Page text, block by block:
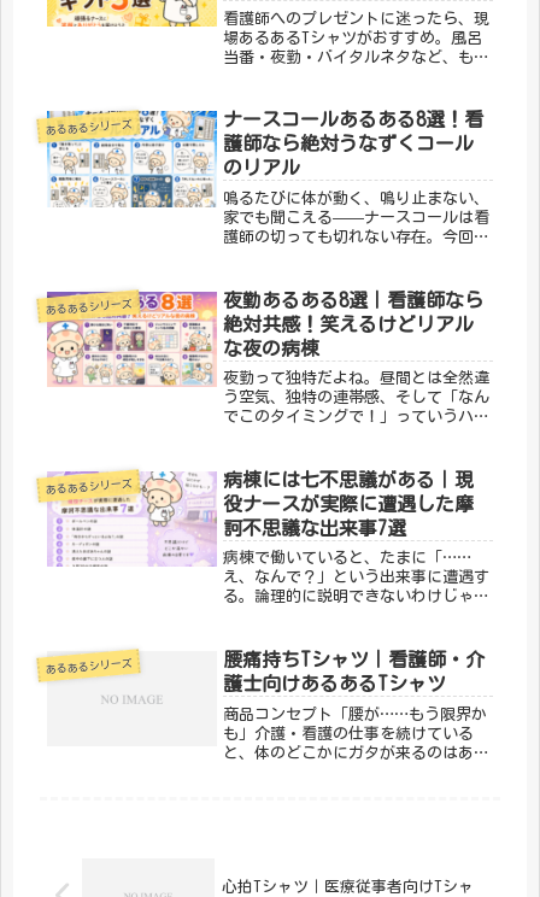
看護師へのプレゼントに迷ったら、現
場あるあるTシャツがおすすめ。風呂
当番・夜勤・バイタルネタなど、もら
てご紹介します。
あるあるシリーズ
ナースコールあるある8選！看
護師なら絶対うなずくコール
のリアル
鳴るたびに体が動く、鳴り止まない、
家でも聞こえる——ナースコールは看
護師の切っても切れない存在。今回は
か取って」と念じるコールが鳴った瞬
間、心の中で「誰か行ってくれ」と
強...
あるあるシリーズ
夜勤あるある8選｜看護師なら
絶対共感！笑えるけどリアル
な夜の病棟
夜勤って独特だよね。昼間とは全然違
う空気、独特の連帯感、そして「なん
でこのタイミングで！」っていうハプ
る。現役看護師として、夜の病棟のリ
アルを8つ集めました。① 静かな夜ほ
ど...
あるあるシリーズ
病棟には七不思議がある｜現
役ナースが実際に遭遇した摩
訶不思議な出来事7選
病棟で働いていると、たまに「……
え、なんで？」という出来事に遭遇す
る。論理的に説明できないわけじゃな
の七不思議」と呼んでいます。今回
は、私が実際に遭遇した摩訶不思議な
出来事...
あるあるシリーズ
腰痛持ちTシャツ｜看護師・介
護士向けあるあるTシャツ
商品コンセプト「腰が……もう限界か
も」介護・看護の仕事を続けている
と、体のどこかにガタが来るのはある
心拍Tシャツ｜医療従事者向けTシャ